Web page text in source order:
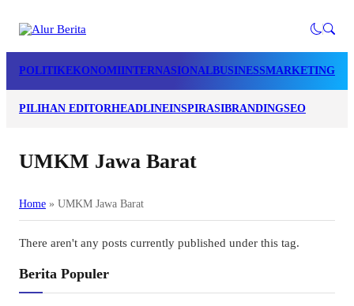
POLITIKEKONOMIINTERNASIONALBUSINESSMARKETING
PILIHAN EDITORHEADLINEINSPIRASIBRANDINGSEO
UMKM Jawa Barat
Home » UMKM Jawa Barat
There aren't any posts currently published under this tag.
Berita Populer